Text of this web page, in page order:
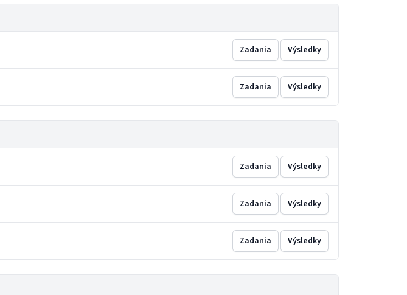
Zadania Výsledky
Zadania Výsledky
Zadania Výsledky
Zadania Výsledky
Zadania Výsledky